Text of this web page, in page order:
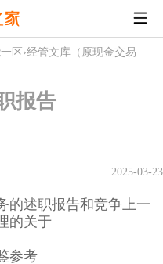
区 ›经管文库（原现金交易
报告
2025-03-23
的述职报告和竞争上一
的关于
参考